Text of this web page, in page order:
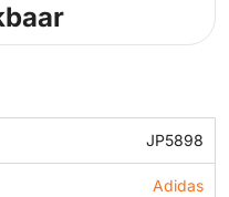
JP5898
Adidas